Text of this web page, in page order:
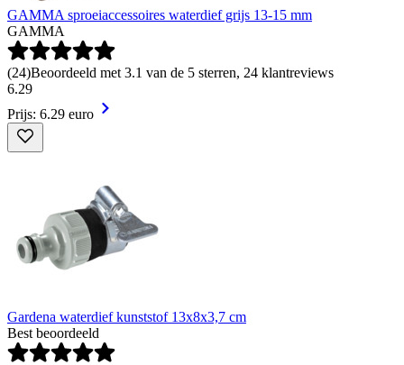
GAMMA sproeiaccessoires waterdief grijs 13-15 mm
GAMMA
(24)Beoordeeld met 3.1 van de 5 sterren, 24 klantreviews
6.29
Prijs: 6.29 euro
Gardena waterdief kunststof 13x8x3,7 cm
Best beoordeeld